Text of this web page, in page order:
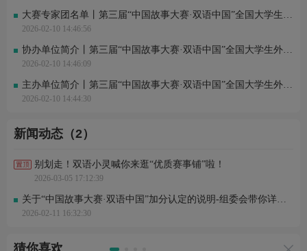
大赛专家团名单丨第三届“中国故事大赛·双语中国”全国大学生外语翻译大赛
2026-02-10 14:46:56
协办单位简介丨第三届“中国故事大赛·双语中国”全国大学生外语翻译大赛
2026-02-10 14:46:09
主办单位简介丨第三届“中国故事大赛·双语中国”全国大学生外语翻译大赛
2026-02-10 14:44:30
新闻动态（2）
别划走！双语小灵喊你来逛“优质赛事铺”啦！
2026-03-05 17:12:39
关于“中国故事大赛·双语中国”加分认定的说明-组委会带你详情了解本系列赛事
2026-02-11 16:32:30
猜你喜欢